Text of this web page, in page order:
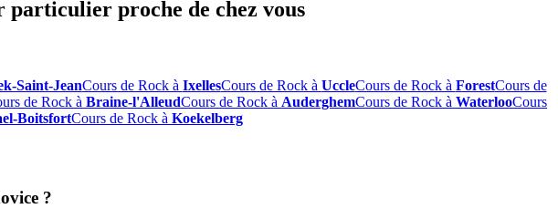
particulier proche de chez vous
Saint-JeanCours de Rock à IxellesCours de Rock à UccleCours de Rock à ForestCours de
de Rock à Braine-l'AlleudCours de Rock à AuderghemCours de Rock à WaterlooCours
BoitsfortCours de Rock à Koekelberg
?